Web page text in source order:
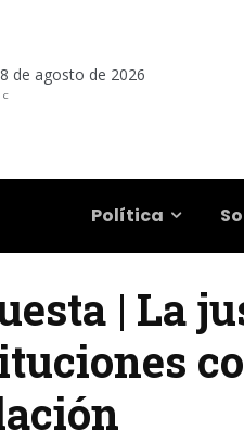
de agosto de 2026
C
Política
| La